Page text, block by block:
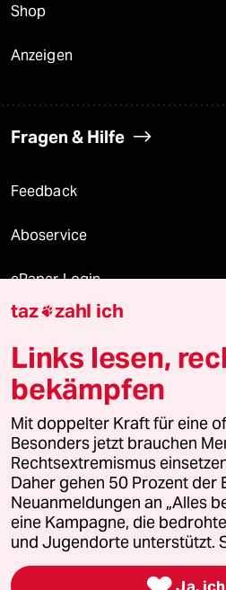
Shop
Anzeigen
Fragen & Hilfe
Feedback
Aboservice
ePaper Login
Downloads für Abonnierende
© 2026 taz Verlags und Vertriebs
Alle Rechte vorbehalten. Bei rechtlichen
wenden Sie sich bitte an
lizenzen@taz.de
Feedback Redaktionsstatut
Leitlinie Informant
Seitenwende Einwilligungen
taz zahl ich
Links lesen,
bekämpfen
Mit doppelter Kraft für eine
Besonders jetzt brauchen
Rechtsextremismus
Daher gehen 50 Prozent der
Neuanmeldungen an „Alles
eine Kampagne, die
und Jugendorte unterstützt.
Ja,